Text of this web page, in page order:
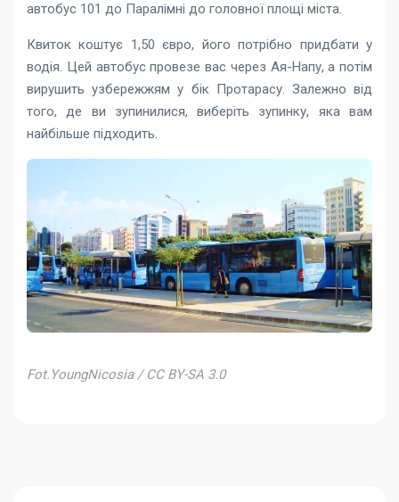
автобус 101 до Паралімні до головної площі міста.
Квиток коштує 1,50 євро, його потрібно придбати у
водія. Цей автобус провезе вас через Ая-Напу, а потім
вирушить узбережжям у бік Протарасу. Залежно від
того, де ви зупинилися, виберіть зупинку, яка вам
найбільше підходить.
Fot.YoungNicosia / CC BY-SA 3.0